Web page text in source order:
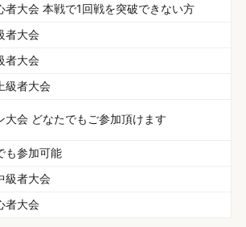
者大会 本戦で1回戦を突破できない方
者大会
者大会
級者大会
大会 どなたでもご参加頂けます
も参加可能
級者大会
者大会